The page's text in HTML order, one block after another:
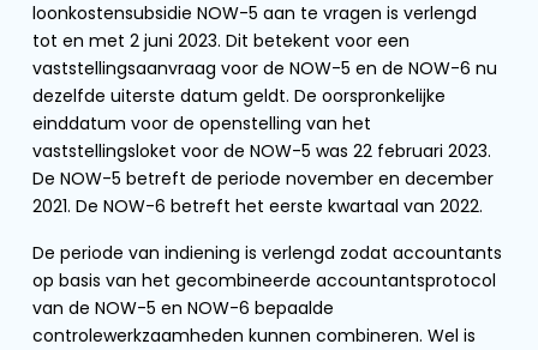
loonkostensubsidie NOW-5 aan te vragen is verlengd
tot en met 2 juni 2023. Dit betekent voor een
vaststellingsaanvraag voor de NOW-5 en de NOW-6 nu
dezelfde uiterste datum geldt. De oorspronkelijke
einddatum voor de openstelling van het
vaststellingsloket voor de NOW-5 was 22 februari 2023.
De NOW-5 betreft de periode november en december
2021. De NOW-6 betreft het eerste kwartaal van 2022.
De periode van indiening is verlengd zodat accountants
op basis van het gecombineerde accountantsprotocol
van de NOW-5 en NOW-6 bepaalde
controlewerkzaamheden kunnen combineren. Wel is